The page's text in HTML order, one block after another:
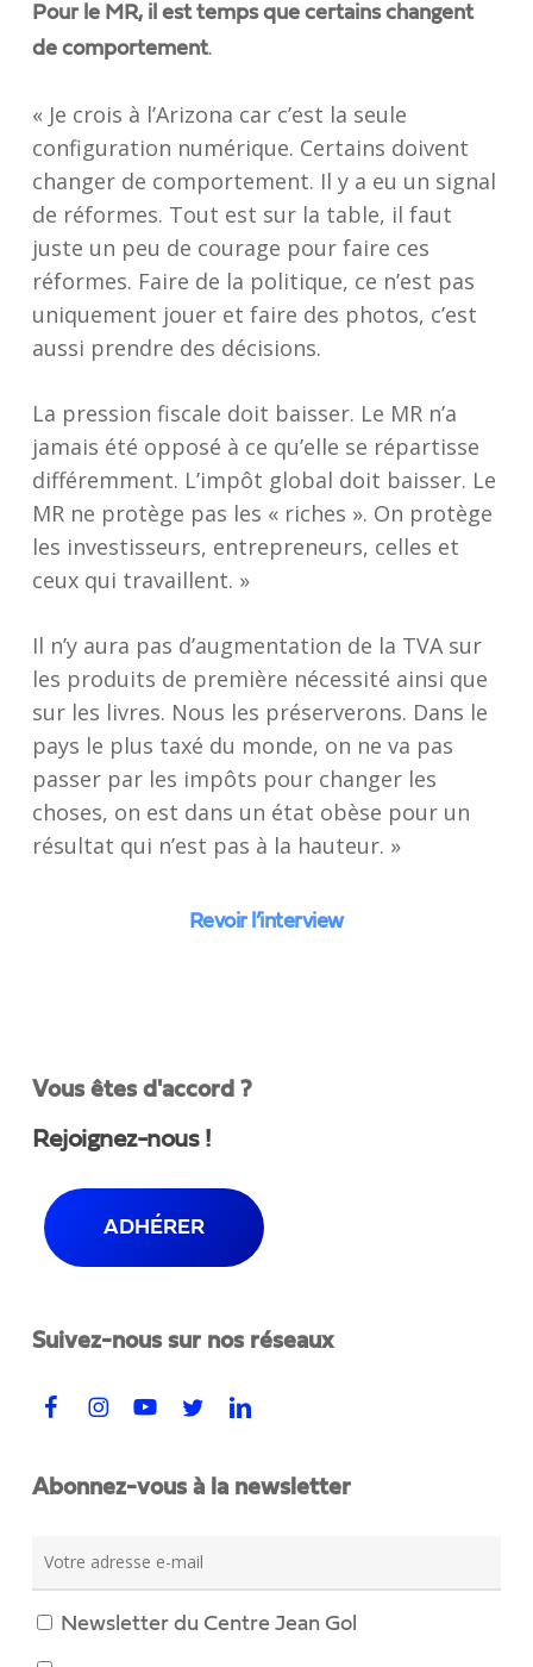
Pour le MR, il est temps que certains changent
de comportement.
« Je crois à l’Arizona car c’est la seule
configuration numérique. Certains doivent
changer de comportement. Il y a eu un signal
de réformes. Tout est sur la table, il faut
juste un peu de courage pour faire ces
réformes. Faire de la politique, ce n’est pas
uniquement jouer et faire des photos, c’est
aussi prendre des décisions.
La pression fiscale doit baisser. Le MR n’a
jamais été opposé à ce qu’elle se répartisse
différemment. L’impôt global doit baisser. Le
MR ne protège pas les « riches ». On protège
les investisseurs, entrepreneurs, celles et
ceux qui travaillent. »
Il n’y aura pas d’augmentation de la TVA sur
les produits de première nécessité ainsi que
sur les livres. Nous les préserverons. Dans le
pays le plus taxé du monde, on ne va pas
passer par les impôts pour changer les
choses, on est dans un état obèse pour un
résultat qui n’est pas à la hauteur. »
Revoir l’interview
Vous êtes d'accord ?
Rejoignez-nous !
ADHÉRER
Suivez-nous sur nos réseaux
Abonnez-vous à la newsletter
Newsletter du Centre Jean Gol